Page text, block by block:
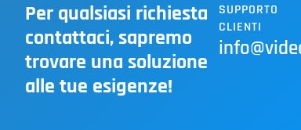
Per qualsiasi richiesta
contattaci, sapremo
trovare una soluzione
alle tue esigenze!
SUPPORTO
CLIENTI